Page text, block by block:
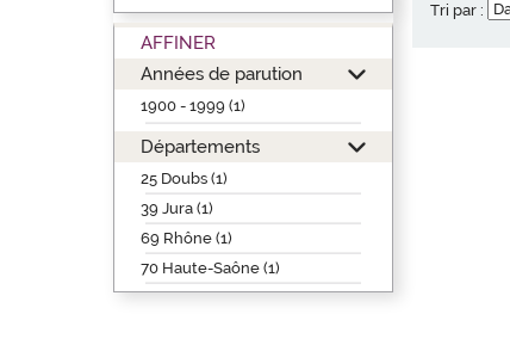
AFFINER
Années de parution
1900 - 1999 (1)
Départements
25 Doubs (1)
39 Jura (1)
69 Rhône (1)
70 Haute-Saône (1)
Tri par :